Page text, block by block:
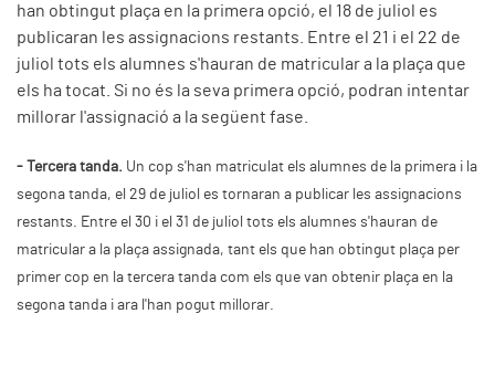
han obtingut plaça en la primera opció, el 18 de juliol es
publicaran les assignacions restants. Entre el 21 i el 22 de
juliol tots els alumnes s'hauran de matricular a la plaça que
els ha tocat. Si no és la seva primera opció, podran intentar
millorar l'assignació a la següent fase.
- Tercera tanda. Un cop s'han matriculat els alumnes de la primera i la
segona tanda, el 29 de juliol es tornaran a publicar les assignacions
restants. Entre el 30 i el 31 de juliol tots els alumnes s'hauran de
matricular a la plaça assignada, tant els que han obtingut plaça per
primer cop en la tercera tanda com els que van obtenir plaça en la
segona tanda i ara l'han pogut millorar.